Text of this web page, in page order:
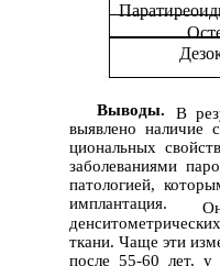
Выводы.
В
выявлено наличие
циональных
заболеваниями
патологией,
имплантация.
ткани. Чаще эти
после 55-60 лет,